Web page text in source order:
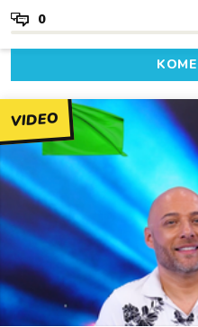
0
VIDEO